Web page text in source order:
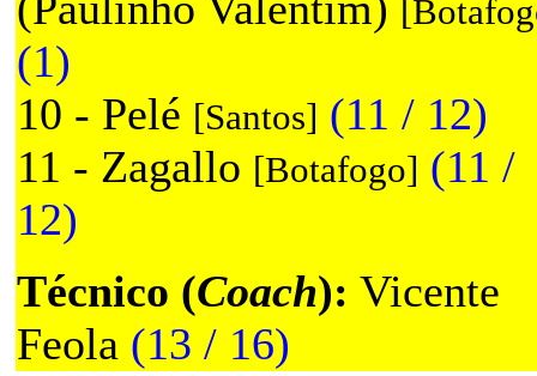
(1)
10 - Pelé [Santos] (11 / 12)
11 - Zagallo [Botafogo] (11 /
12)
Técnico (Coach): Vicente
Feola (13 / 16)